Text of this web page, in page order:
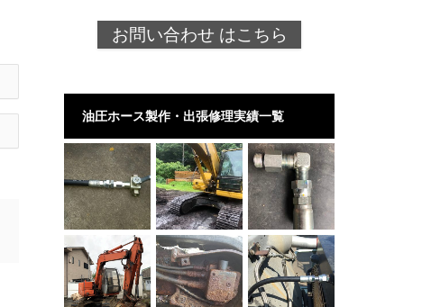
お問い合わせ はこちら
油圧ホース製作・出張修理実績一覧